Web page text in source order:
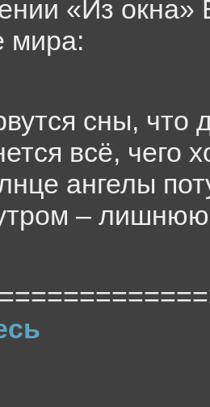
«Из
мира:
сны, что
всё, чего
ангелы
– лишнюю